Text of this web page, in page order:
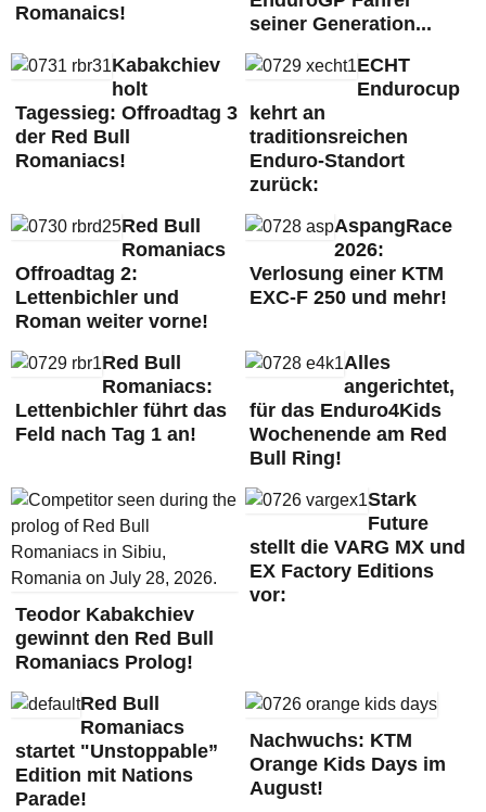
Romanaics!
seiner Generation...
Kabakchiev
holt
Tagessieg: Offroadtag 3
der Red Bull
Romaniacs!
ECHT
Endurocup
kehrt an
traditionsreichen
Enduro-Standort
zurück:
Red Bull
Romaniacs
Offroadtag 2:
Lettenbichler und
Roman weiter vorne!
AspangRace
2026:
Verlosung einer KTM
EXC-F 250 und mehr!
Red Bull
Romaniacs:
Lettenbichler führt das
Feld nach Tag 1 an!
Alles
angerichtet,
für das Enduro4Kids
Wochenende am Red
Bull Ring!
Teodor Kabakchiev
gewinnt den Red Bull
Romaniacs Prolog!
Stark
Future
stellt die VARG MX und
EX Factory Editions
vor:
Red Bull
Romaniacs
startet "Unstoppable”
Edition mit Nations
Parade!
Nachwuchs: KTM
Orange Kids Days im
August!